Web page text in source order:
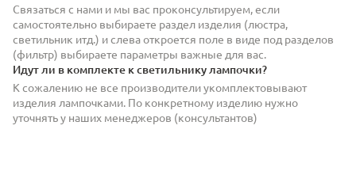
Связаться с нами и мы вас проконсультируем, если
самостоятельно выбираете раздел изделия (люстра,
светильник итд.) и слева откроется поле в виде под разделов
(фильтр) выбираете параметры важные для вас.
Идут ли в комплекте к светильнику лампочки?
К сожалению не все производители укомплектовывают
изделия лампочками. По конкретному изделию нужно
уточнять у наших менеджеров (консультантов)